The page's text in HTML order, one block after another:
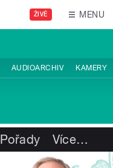
ŽIVĚ MENU
AUDIOARCHIV KAMERY
Pořady Více…